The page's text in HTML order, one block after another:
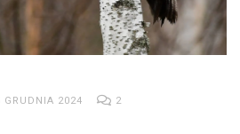
GRUDNIA 2024 2